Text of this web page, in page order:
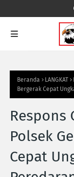
Beranda LANGKAT
Bergerak Cepat
Respons
Polsek
Cepat